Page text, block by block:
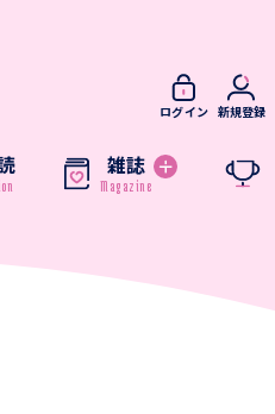
雑誌
ログイン 新規登録